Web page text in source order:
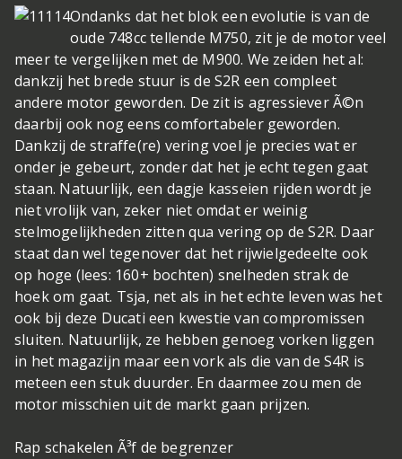
Ondanks dat het blok een evolutie is van de
oude 748cc tellende M750, zit je de motor veel
meer te vergelijken met de M900. We zeiden het al:
dankzij het brede stuur is de S2R een compleet
andere motor geworden. De zit is agressiever Ã©n
daarbij ook nog eens comfortabeler geworden.
Dankzij de straffe(re) vering voel je precies wat er
onder je gebeurt, zonder dat het je echt tegen gaat
staan. Natuurlijk, een dagje kasseien rijden wordt je
niet vrolijk van, zeker niet omdat er weinig
stelmogelijkheden zitten qua vering op de S2R. Daar
staat dan wel tegenover dat het rijwielgedeelte ook
op hoge (lees: 160+ bochten) snelheden strak de
hoek om gaat. Tsja, net als in het echte leven was het
ook bij deze Ducati een kwestie van compromissen
sluiten. Natuurlijk, ze hebben genoeg vorken liggen
in het magazijn maar een vork als die van de S4R is
meteen een stuk duurder. En daarmee zou men de
motor misschien uit de markt gaan prijzen.
Rap schakelen Ã³f de begrenzer